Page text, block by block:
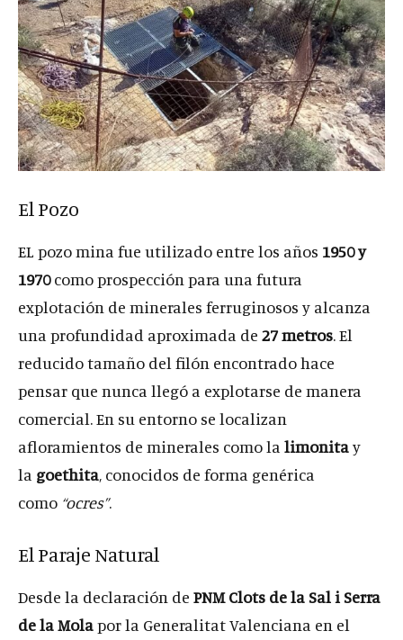
El Pozo
EL pozo mina fue utilizado entre los años 1950 y
1970como prospección para una futura
explotación de minerales ferruginosos y alcanza
una profundidad aproximada de 27 metros. El
reducido tamaño del filón encontrado hace
pensar que nunca llegó a explotarse de manera
comercial. En su entorno se localizan
afloramientos de minerales como la limonitay
la goethita, conocidos de forma genérica
como “ocres”.
El Paraje Natural
Desde la declaración de PNM Clots de la Sal i Serra
de la Molapor la Generalitat Valenciana en el